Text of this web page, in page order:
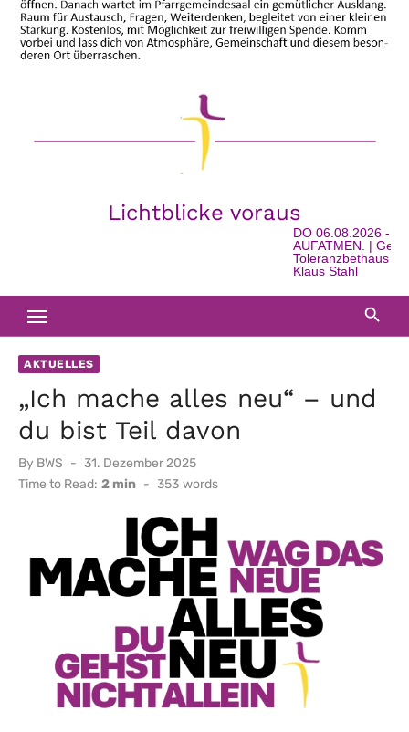
Lichtblicke voraus
DO 06.08.2026 -
AUFATMEN. |
Toleranzbethaus in
Klaus Stahl
AKTUELLES
„Ich mache alles neu“ – und
du bist Teil davon
By BWS
Posted
on
31. Dezember 2025
Time to Read: 2 min - 353 words